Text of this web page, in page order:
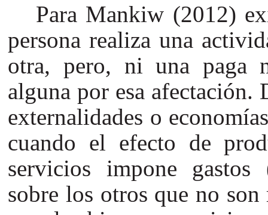
Para Mankiw (2012)
persona realiza una
otra, pero, ni una paga
alguna por esa
externalidades o
cuando el efecto de
servicios impone gastos
sobre los otros que no